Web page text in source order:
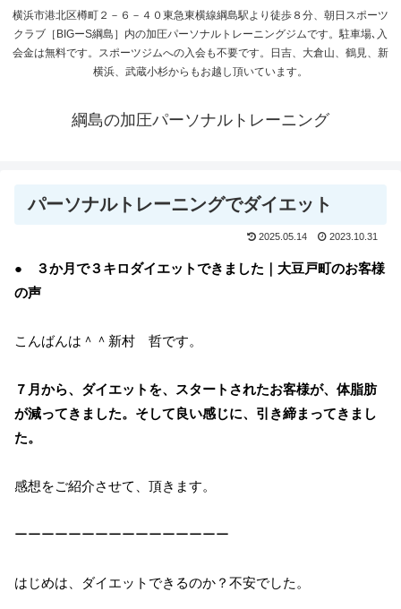
横浜市港北区樽町２－６－４０東急東横線綱島駅より徒歩８分、朝日スポーツ
クラブ［BIGーS綱島］内の加圧パーソナルトレーニングジムです。駐車場､入
会金は無料です。スポーツジムへの入会も不要です。日吉、大倉山、鶴見、新
横浜、武蔵小杉からもお越し頂いています。
綱島の加圧パーソナルトレーニング
パーソナルトレーニングでダイエット
2025.05.14 2023.10.31
● ３か月で３キロダイエットできました｜大豆戸町のお客様
の声
こんばんは＾＾新村 哲です。
７月から、ダイエットを、スタートされたお客様が、体脂肪
が減ってきました。そして良い感じに、引き締まってきまし
た。
感想をご紹介させて、頂きます。
ーーーーーーーーーーーーーーーー
はじめは、ダイエットできるのか？不安でした。